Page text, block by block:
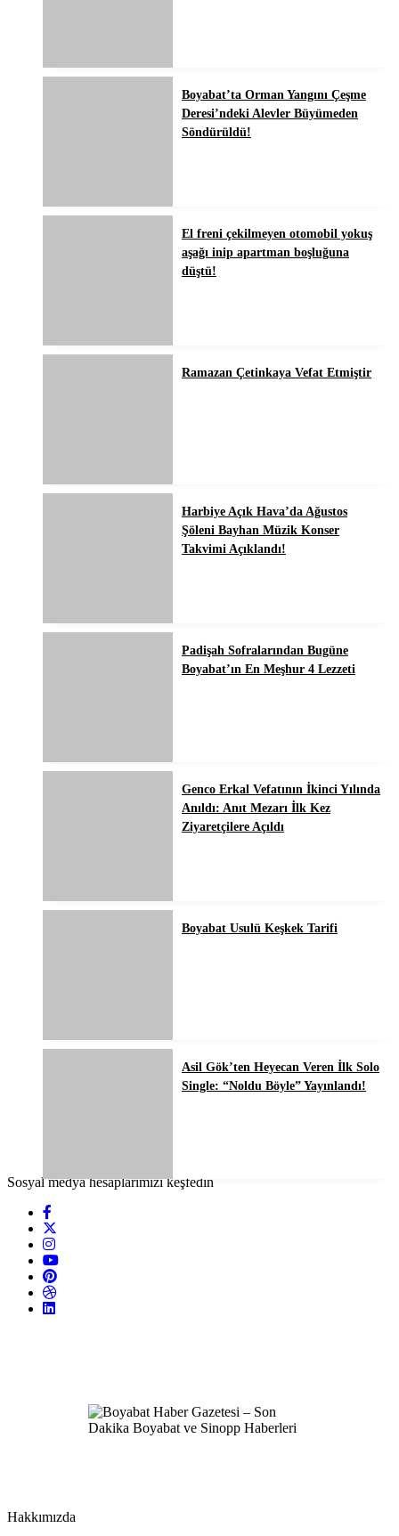
Boyabat’ta Orman Yangını Çeşme
Deresi’ndeki Alevler Büyümeden
Söndürüldü!
El freni çekilmeyen otomobil yokuş
aşağı inip apartman boşluğuna
düştü!
Ramazan Çetinkaya Vefat Etmiştir
Harbiye Açık Hava’da Ağustos
Şöleni Bayhan Müzik Konser
Takvimi Açıklandı!
Padişah Sofralarından Bugüne
Boyabat’ın En Meşhur 4 Lezzeti
Genco Erkal Vefatının İkinci Yılında
Anıldı: Anıt Mezarı İlk Kez
Ziyaretçilere Açıldı
Boyabat Usulü Keşkek Tarifi
Asil Gök’ten Heyecan Veren İlk Solo
Single: “Noldu Böyle” Yayınlandı!
Sosyal medya hesaplarımızı keşfedin
Hakkımızda